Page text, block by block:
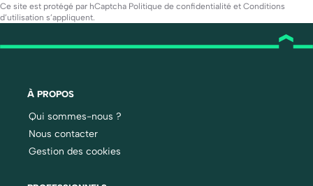
Ce site est protégé par hCaptcha Politique de confidentialité et Conditions
d’utilisation s’appliquent.
À PROPOS
Qui sommes-nous ?
Nous contacter
Gestion des cookies